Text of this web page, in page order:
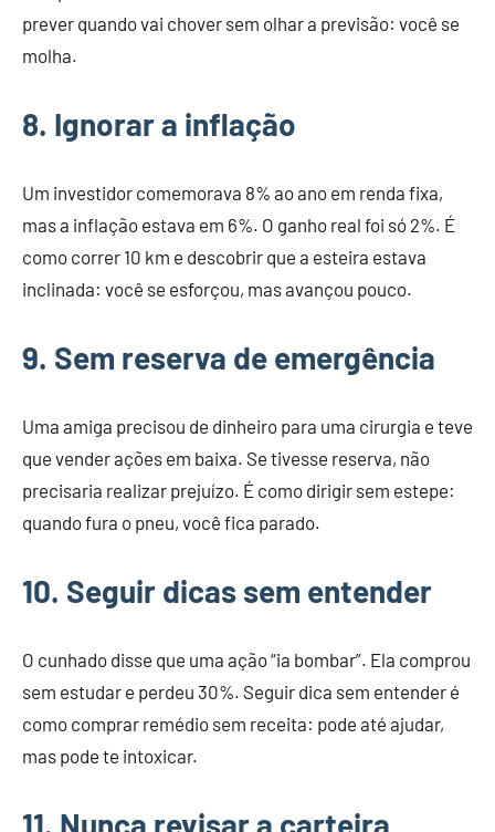
prever quando vai chover sem olhar a previsão: você se
molha.
8. Ignorar a inflação
Um investidor comemorava 8% ao ano em renda fixa,
mas a inflação estava em 6%. O ganho real foi só 2%. É
como correr 10 km e descobrir que a esteira estava
inclinada: você se esforçou, mas avançou pouco.
9. Sem reserva de emergência
Uma amiga precisou de dinheiro para uma cirurgia e teve
que vender ações em baixa. Se tivesse reserva, não
precisaria realizar prejuízo. É como dirigir sem estepe:
quando fura o pneu, você fica parado.
10. Seguir dicas sem entender
O cunhado disse que uma ação “ia bombar”. Ela comprou
sem estudar e perdeu 30%. Seguir dica sem entender é
como comprar remédio sem receita: pode até ajudar,
mas pode te intoxicar.